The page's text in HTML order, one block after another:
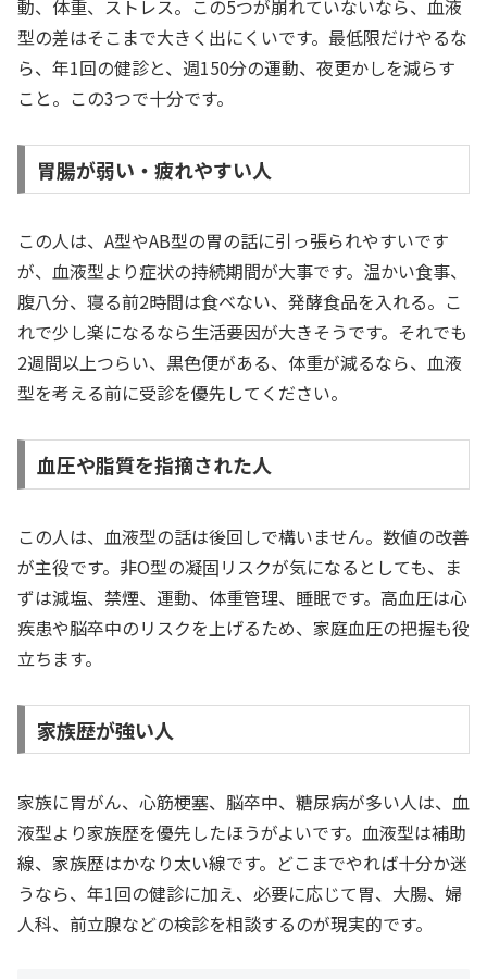
動、体重、ストレス。この5つが崩れていないなら、血液
型の差はそこまで大きく出にくいです。最低限だけやるな
ら、年1回の健診と、週150分の運動、夜更かしを減らす
こと。この3つで十分です。
胃腸が弱い・疲れやすい人
この人は、A型やAB型の胃の話に引っ張られやすいです
が、血液型より症状の持続期間が大事です。温かい食事、
腹八分、寝る前2時間は食べない、発酵食品を入れる。こ
れで少し楽になるなら生活要因が大きそうです。それでも
2週間以上つらい、黒色便がある、体重が減るなら、血液
型を考える前に受診を優先してください。
血圧や脂質を指摘された人
この人は、血液型の話は後回しで構いません。数値の改善
が主役です。非O型の凝固リスクが気になるとしても、ま
ずは減塩、禁煙、運動、体重管理、睡眠です。高血圧は心
疾患や脳卒中のリスクを上げるため、家庭血圧の把握も役
立ちます。
家族歴が強い人
家族に胃がん、心筋梗塞、脳卒中、糖尿病が多い人は、血
液型より家族歴を優先したほうがよいです。血液型は補助
線、家族歴はかなり太い線です。どこまでやれば十分か迷
うなら、年1回の健診に加え、必要に応じて胃、大腸、婦
人科、前立腺などの検診を相談するのが現実的です。